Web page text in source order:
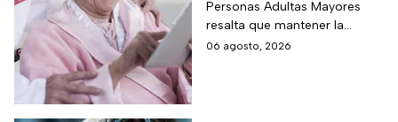
5 veces a la semana
durante 3 meses para
mejorar la atención
Personas Adultas Mayores
resalta que mantener la
disciplina es la clave para
06 agosto, 2026